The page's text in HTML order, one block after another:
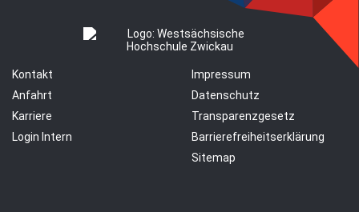
Kontakt
Anfahrt
Karriere
Login Intern
Impressum
Datenschutz
Transparenzgesetz
Barrierefreiheitserklärung
Sitemap